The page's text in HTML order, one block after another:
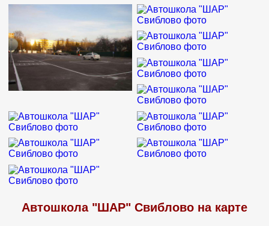
Автошкола "ШАР" Свиблово на карте